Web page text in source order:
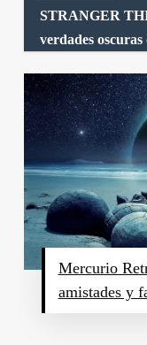
STRANGER
verdades
Mercurio
amistades y